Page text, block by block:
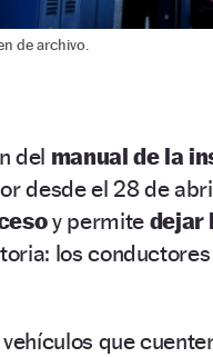
de archivo.
del manual de la
desde el 28 de
y permite dejar
los
que